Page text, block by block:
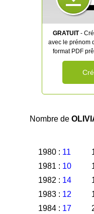
GRATUIT-
avec le prénom
format PDF
Nombre de
1980 : 11
1981 : 10
1982 : 14
1983 : 12
1984 : 17